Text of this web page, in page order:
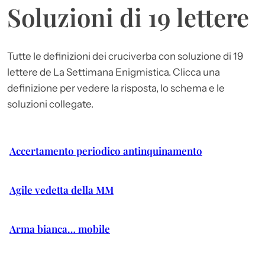
Soluzioni di 19 lettere
Tutte le definizioni dei cruciverba con soluzione di 19
lettere de La Settimana Enigmistica. Clicca una
definizione per vedere la risposta, lo schema e le
soluzioni collegate.
Accertamento periodico antinquinamento
Agile vedetta della MM
Arma bianca… mobile